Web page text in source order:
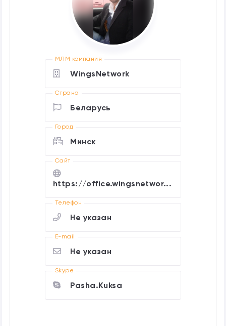
МЛМ компания
WingsNetwork
Страна
Беларусь
Город
Минск
Cайт
https://office.wingsnetwor...
Телефон
Не указан
E-mail
Не указан
Skype
Pasha.Kuksa